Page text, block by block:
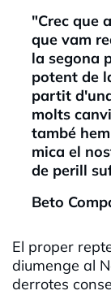
"Crec que
que vam
la segona
potent de
partit
molts
també
mica el
de perill
Beto
El proper
diumenge al
derrotes